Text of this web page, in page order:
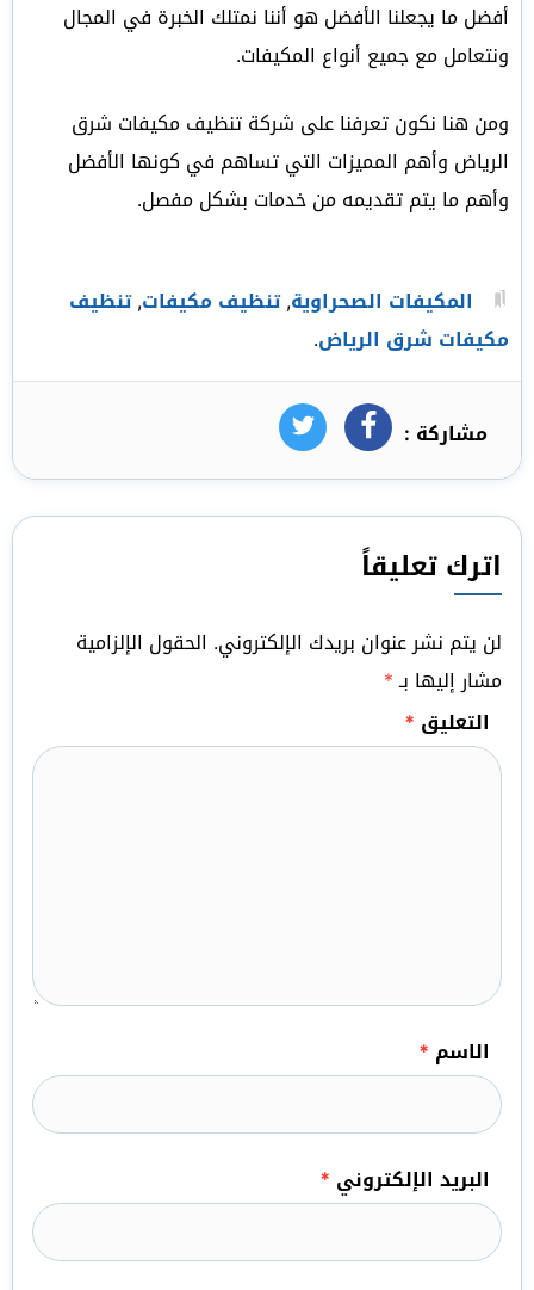
أفضل ما يجعلنا الأفضل هو أننا نمتلك الخبرة في المجال
ونتعامل مع جميع أنواع المكيفات.
ومن هنا نكون تعرفنا على شركة تنظيف مكيفات شرق
الرياض وأهم المميزات التي تساهم في كونها الأفضل
وأهم ما يتم تقديمه من خدمات بشكل مفصل.
المكيفات الصحراوية,تنظيف مكيفات,تنظيف
مكيفات شرق الرياض.
مشاركة : فيسبوكتويتر
اترك تعليقاً
لن يتم نشر عنوان بريدك الإلكتروني. الحقول الإلزامية
مشار إليها بـ*
التعليق *
الاسم *
البريد الإلكتروني *